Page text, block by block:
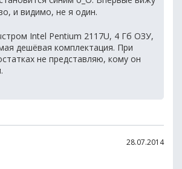
и видимо, не я один.
Intel Pentium 2117U, 4 Гб ОЗУ,
дешёвая комплектация. При
не представляю, кому он
28.07.2014